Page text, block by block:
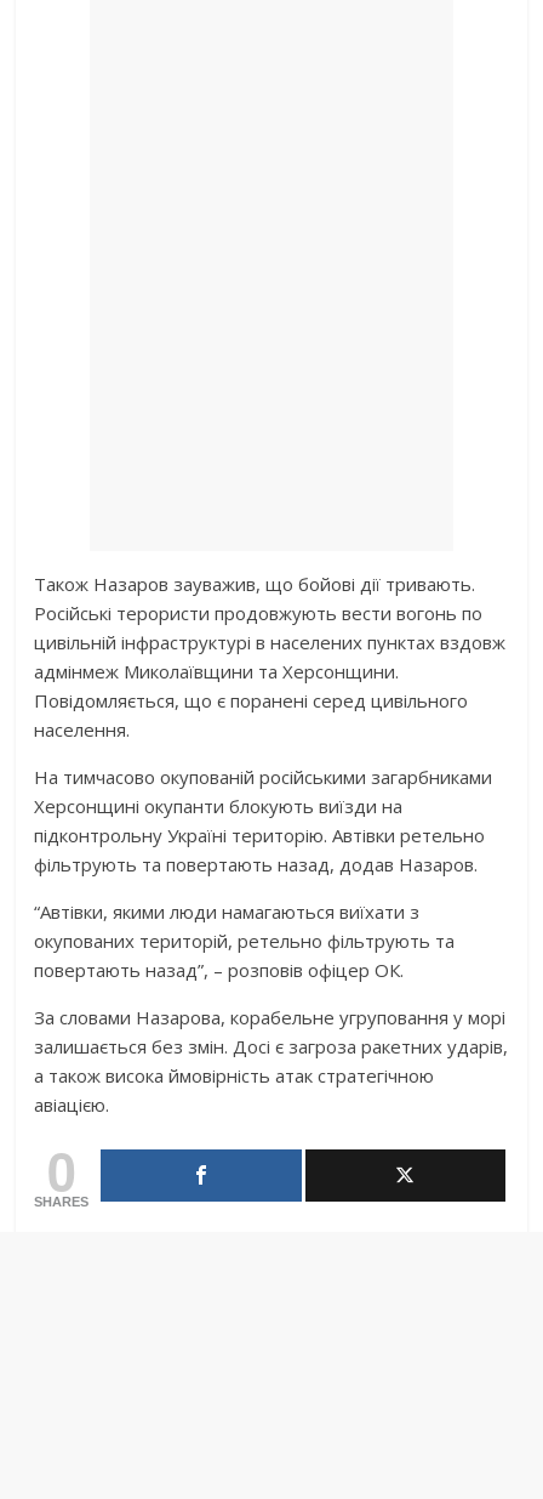
Також Назаров зауважив, що бойові дії тривають.
Російські терористи продовжують вести вогонь по
цивільній інфраструктурі в населених пунктах вздовж
адмінмеж Миколаївщини та Херсонщини.
Повідомляється, що є поранені серед цивільного
населення.
На тимчасово окупованій російськими загарбниками
Херсонщині окупанти блокують виїзди на
підконтрольну Україні територію. Автівки ретельно
фільтрують та повертають назад, додав Назаров.
“Автівки, якими люди намагаються виїхати з
окупованих територій, ретельно фільтрують та
повертають назад”, – розповів офіцер ОК.
За словами Назарова, корабельне угруповання у морі
залишається без змін. Досі є загроза ракетних ударів,
а також висока ймовірність атак стратегічною
авіацією.
0
SHARES